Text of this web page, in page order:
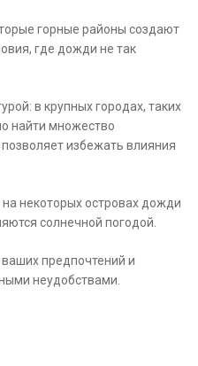
горные районы создают
где дожди не так
в крупных городах, таких
найти множество
избежать влияния
некоторых островах дожди
солнечной погодой.
предпочтений и
неудобствами.